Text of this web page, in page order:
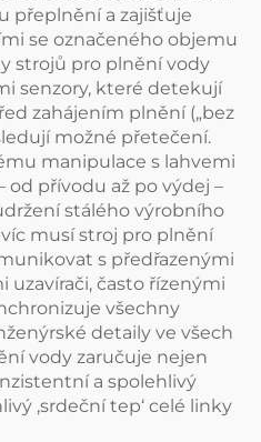
přeplnění a zajišťuje
se označeného objemu
strojů pro plnění vody
senzory, které detekují
zahájením plnění („bez
možné přetečení.
manipulace s lahvemi
od přívodu až po výdej –
stálého výrobního
musí stroj pro plnění
s předřazenými
uzavírači, často řízenými
všechny
detaily ve všech
vody zaručuje nejen
a spolehlivý
‚srdeční tep‘ celé linky